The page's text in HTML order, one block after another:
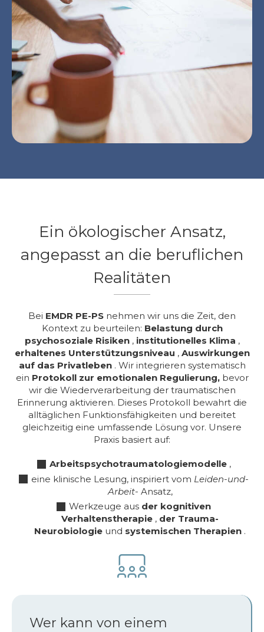
Ein ökologischer Ansatz,
angepasst an die beruflichen
Realitäten
Bei EMDR PE-PS nehmen wir uns die Zeit, den
Kontext zu beurteilen: Belastung durch
psychosoziale Risiken, institutionelles Klima ,
erhaltenes Unterstützungsniveau , Auswirkungen
auf das Privatleben. Wir integrieren systematisch
ein Protokoll zur emotionalen Regulierung,bevor
wir die Wiederverarbeitung der traumatischen
Erinnerung aktivieren. Dieses Protokoll bewahrt die
alltäglichen Funktionsfähigkeiten und bereitet
gleichzeitig eine umfassende Lösung vor. Unsere
Praxis basiert auf:
Arbeitspsychotraumatologiemodelle,
eine klinische Lesung, inspiriert vom Leiden-und-
Arbeit- Ansatz,
Werkzeuge aus der kognitiven
Verhaltenstherapie , der Trauma-
Neurobiologie und systemischen Therapien .
Wer kann von einem